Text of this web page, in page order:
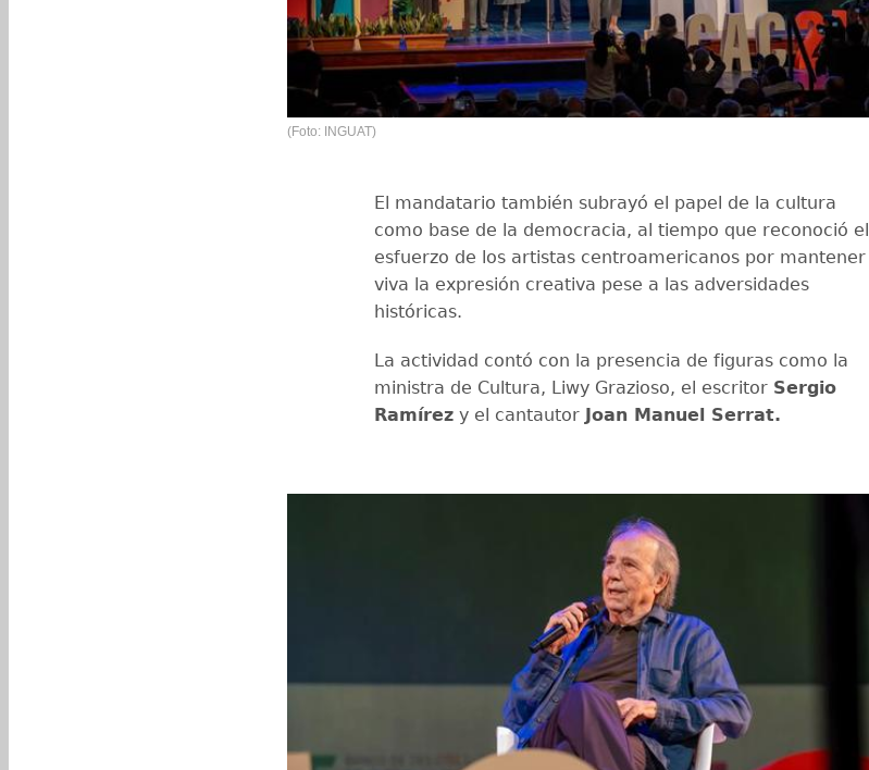
(Foto: INGUAT)
El mandatario también subrayó el papel de la cultura
como base de la democracia, al tiempo que reconoció el
esfuerzo de los artistas centroamericanos por mantener
viva la expresión creativa pese a las adversidades
históricas.
La actividad contó con la presencia de figuras como la
ministra de Cultura, Liwy Grazioso, el escritor Sergio
Ramírez y el cantautor Joan Manuel Serrat.